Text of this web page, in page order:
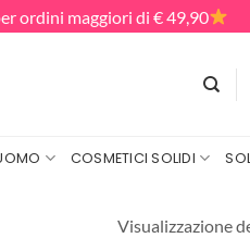
ordini maggiori di € 49,90
COSMETICI SOLIDI
Visualizzazione